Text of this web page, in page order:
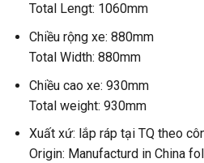
Total Lengt: 1060mm
Chiều rộng xe: 880mm
Total Width: 880mm
Chiều cao xe: 930mm
Total weight: 930mm
Xuất xứ: lắp ráp tại TQ theo
Origin: Manufacturd in China